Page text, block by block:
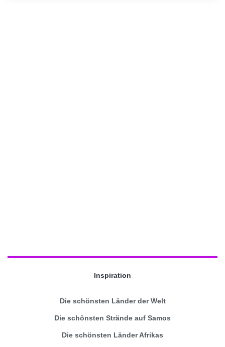
Inspiration
Die schönsten Länder der Welt
Die schönsten Strände auf Samos
Die schönsten Länder Afrikas